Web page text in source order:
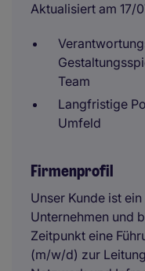
Aktualisiert am 17/
Team
Langfristige
Umfeld
Firmenprofil
Unser Kunde ist
Unternehmen und
Zeitpunkt eine
(m/w/d) zur